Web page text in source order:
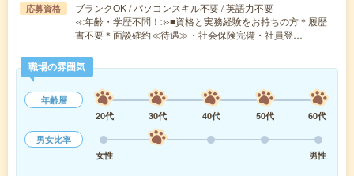
応募資格
ブランクOK / パソコンスキル不要 / 英語力不要
≪年齢・学歴不問！≫■資格と実務経験をお持ちの方＊履歴
書不要＊面談確約≪待遇≫・社会保険完備・社員登…
職場の雰囲気
年齢層
20代
30代 40代 50代
60代
男女比率
女性
男性